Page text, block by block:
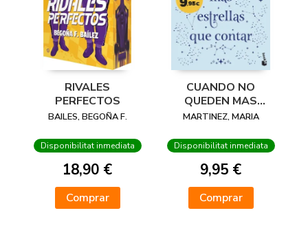
RIVALES
PERFECTOS
BAILES, BEGOÑA F.
Disponibilitat inmediata
18,90 €
Comprar
CUANDO NO
QUEDEN MAS
ESTRELLAS QUE
MARTINEZ, MARIA
Disponibilitat inmediata
9,95 €
Comprar